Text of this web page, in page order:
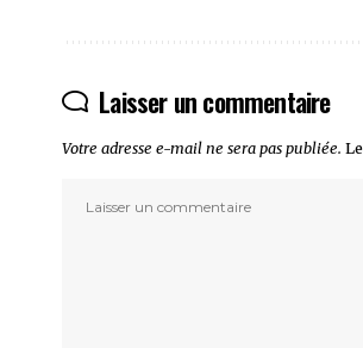
Laisser un commentaire
Votre adresse e-mail ne sera pas publiée.